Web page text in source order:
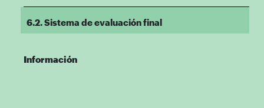
6.2. Sistema de evaluación final
Información